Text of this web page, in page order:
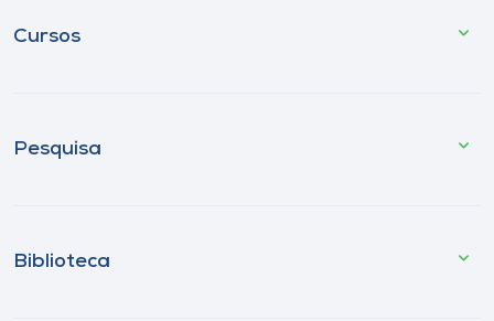
Cursos
Pesquisa
Biblioteca